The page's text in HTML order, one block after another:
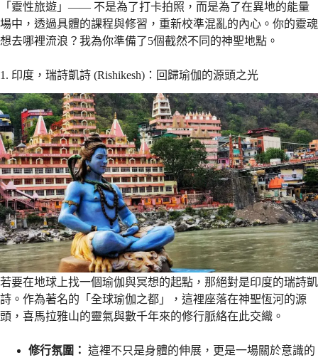
「靈性旅遊」—— 不是為了打卡拍照，而是為了在異地的能量
場中，透過具體的課程與修習，重新校準混亂的內心。你的靈魂
想去哪裡流浪？我為你準備了5個截然不同的神聖地點。
1. 印度，瑞詩凱詩 (Rishikesh)：回歸瑜伽的源頭之光
若要在地球上找一個瑜伽與冥想的起點，那絕對是印度的瑞詩凱
詩。作為著名的「全球瑜伽之都」，這裡座落在神聖恆河的源
頭，喜馬拉雅山的靈氣與數千年來的修行脈絡在此交織。
修行氛圍： 這裡不只是身體的伸展，更是一場關於意識的